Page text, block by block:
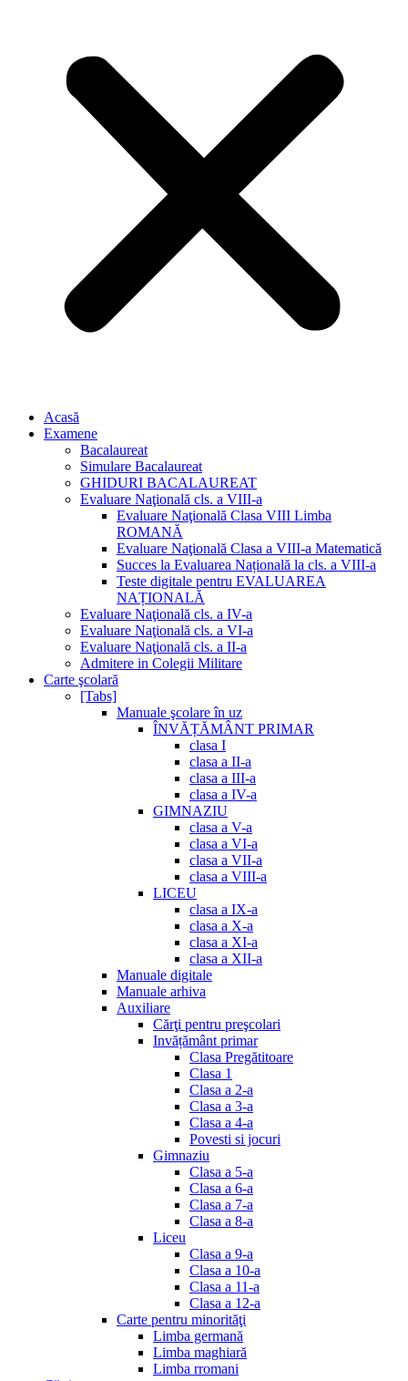
Acasă
Examene
Bacalaureat
Simulare Bacalaureat
GHIDURI BACALAUREAT
Evaluare Naţională cls. a VIII-a
Evaluare Naţională Clasa VIII Limba
ROMANĂ
Evaluare Naţională Clasa a VIII-a Matematică
Succes la Evaluarea Națională la cls. a VIII-a
Teste digitale pentru EVALUAREA
NAȚIONALĂ
Evaluare Naţională cls. a IV-a
Evaluare Naţională cls. a VI-a
Evaluare Naţională cls. a II-a
Admitere in Colegii Militare
Carte şcolară
[Tabs]
Manuale şcolare în uz
ÎNVĂȚĂMÂNT PRIMAR
clasa I
clasa a II-a
clasa a III-a
clasa a IV-a
GIMNAZIU
clasa a V-a
clasa a VI-a
clasa a VII-a
clasa a VIII-a
LICEU
clasa a IX-a
clasa a X-a
clasa a XI-a
clasa a XII-a
Manuale digitale
Manuale arhiva
Auxiliare
Cărţi pentru preşcolari
Invățământ primar
Clasa Pregătitoare
Clasa 1
Clasa a 2-a
Clasa a 3-a
Clasa a 4-a
Povesti si jocuri
Gimnaziu
Clasa a 5-a
Clasa a 6-a
Clasa a 7-a
Clasa a 8-a
Liceu
Clasa a 9-a
Clasa a 10-a
Clasa a 11-a
Clasa a 12-a
Carte pentru minorităţi
Limba germană
Limba maghiară
Limba rromani